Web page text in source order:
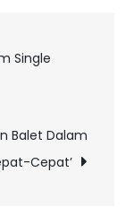
Intengritas
Single
Balet Dalam
Cepat’